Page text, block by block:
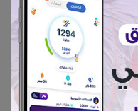
الحبوب الكاملة
لانها غنية